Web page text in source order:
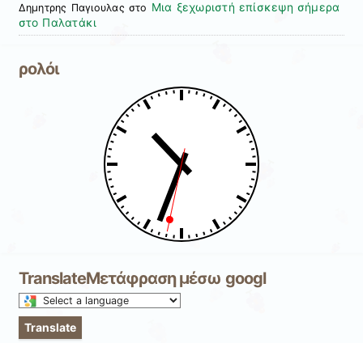
Δημητρης Παγιουλας στο Μια ξεχωριστή επίσκεψη σήμερα
στο Παλατάκι
ρολόι
TranslateΜετάφραση μέσω googl
Select
a
language
Translate